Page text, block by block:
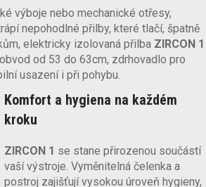
výboje nebo mechanické otřesy,
nepohodlné přilby, které tlačí, špatně
elektricky izolovaná přilba ZIRCON 1
od 53 do 63cm, zdrhovadlo pro
usazení i při pohybu.
Komfort a hygiena na každém
kroku
ZIRCON 1 se stane přirozenou součástí
vaší výstroje. Vyměnitelná čelenka a
postroj zajišťují vysokou úroveň hygieny,